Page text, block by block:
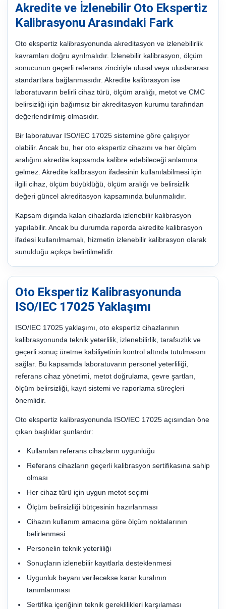
Akredite ve İzlenebilir Oto Ekspertiz
Kalibrasyonu Arasındaki Fark
Oto ekspertiz kalibrasyonunda akreditasyon ve izlenebilirlik
kavramları doğru ayrılmalıdır. İzlenebilir kalibrasyon, ölçüm
sonucunun geçerli referans zinciriyle ulusal veya uluslararası
standartlara bağlanmasıdır. Akredite kalibrasyon ise
laboratuvarın belirli cihaz türü, ölçüm aralığı, metot ve CMC
belirsizliği için bağımsız bir akreditasyon kurumu tarafından
değerlendirilmiş olmasıdır.
Bir laboratuvar ISO/IEC 17025 sistemine göre çalışıyor
olabilir. Ancak bu, her oto ekspertiz cihazını ve her ölçüm
aralığını akredite kapsamda kalibre edebileceği anlamına
gelmez. Akredite kalibrasyon ifadesinin kullanılabilmesi için
ilgili cihaz, ölçüm büyüklüğü, ölçüm aralığı ve belirsizlik
değeri güncel akreditasyon kapsamında bulunmalıdır.
Kapsam dışında kalan cihazlarda izlenebilir kalibrasyon
yapılabilir. Ancak bu durumda raporda akredite kalibrasyon
ifadesi kullanılmamalı, hizmetin izlenebilir kalibrasyon olarak
sunulduğu açıkça belirtilmelidir.
Oto Ekspertiz Kalibrasyonunda
ISO/IEC 17025 Yaklaşımı
ISO/IEC 17025 yaklaşımı, oto ekspertiz cihazlarının
kalibrasyonunda teknik yeterlilik, izlenebilirlik, tarafsızlık ve
geçerli sonuç üretme kabiliyetinin kontrol altında tutulmasını
sağlar. Bu kapsamda laboratuvarın personel yeterliliği,
referans cihaz yönetimi, metot doğrulama, çevre şartları,
ölçüm belirsizliği, kayıt sistemi ve raporlama süreçleri
önemlidir.
Oto ekspertiz kalibrasyonunda ISO/IEC 17025 açısından öne
çıkan başlıklar şunlardır:
Kullanılan referans cihazların uygunluğu
Referans cihazların geçerli kalibrasyon sertifikasına sahip
olması
Her cihaz türü için uygun metot seçimi
Ölçüm belirsizliği bütçesinin hazırlanması
Cihazın kullanım amacına göre ölçüm noktalarının
belirlenmesi
Personelin teknik yeterliliği
Sonuçların izlenebilir kayıtlarla desteklenmesi
Uygunluk beyanı verilecekse karar kuralının
tanımlanması
Sertifika içeriğinin teknik gereklilikleri karşılaması